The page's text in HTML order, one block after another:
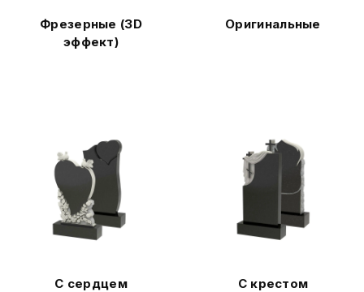
Фрезерные (3D
эффект)
Оригинальные
С сердцем С крестом